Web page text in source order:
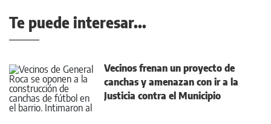
Te puede interesar...
Vecinos frenan un proyecto de
canchas y amenazan con ir a la
Justicia contra el Municipio